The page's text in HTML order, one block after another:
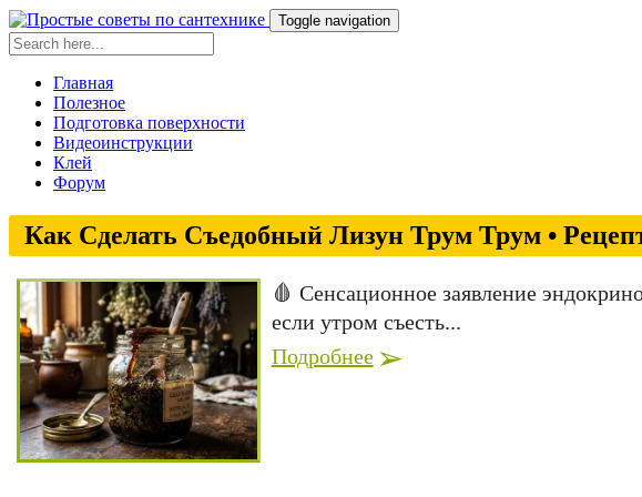
Toggle navigation
Главная
Полезное
Подготовка поверхности
Видеоинструкции
Клей
Форум
Как Сделать Съедобный Лизун Трум Трум •
🩸 Сенсационное заявление
если утром съесть...
Подробнее